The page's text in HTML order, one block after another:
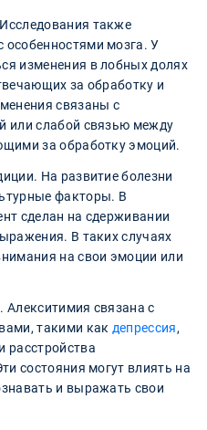
также
мозга. У
изменения в лобных долях
за обработку и
связаны с
или слабой связью между
за обработку эмоций.
На развитие болезни
факторы. В
сделан на сдерживании
В таких случаях
на свои эмоции или
Алекситимия связана с
такими как депрессия,
расстройства
состояния могут влиять на
и выражать свои